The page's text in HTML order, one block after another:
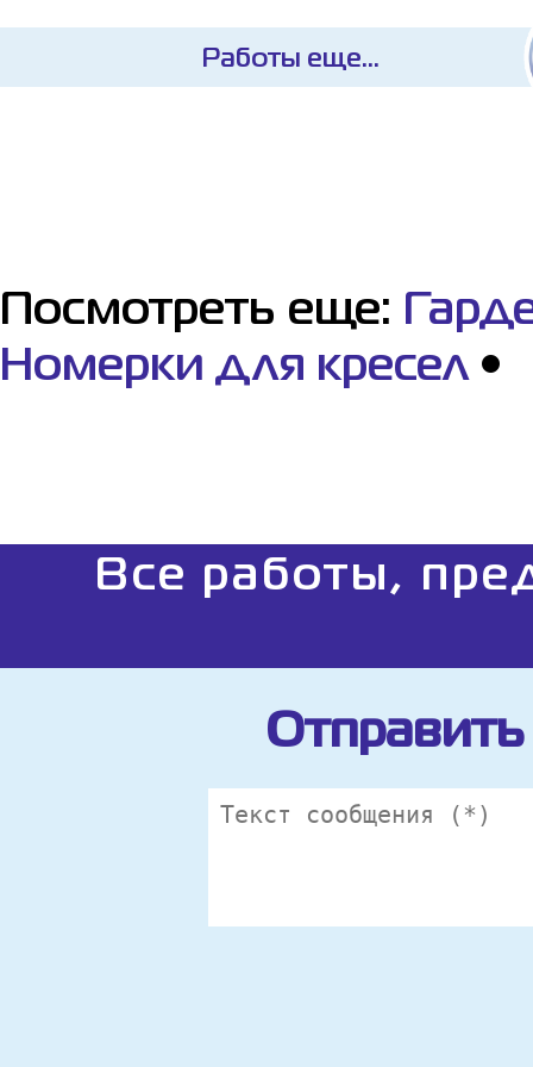
Работы еще...
Посмотреть еще:
Номерки для кресел•
Все работы,
Отправить